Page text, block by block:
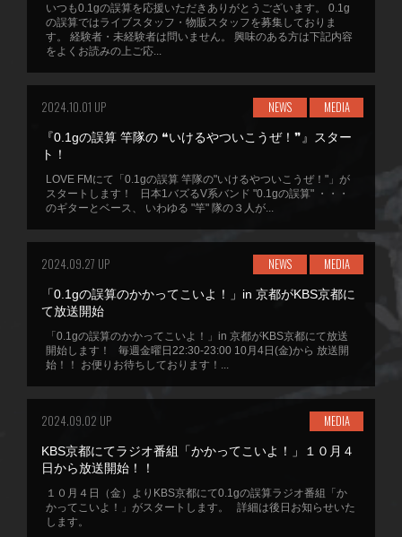
いつも0.1gの誤算を応援いただきありがとうございます。 0.1g
の誤算ではライブスタッフ・物販スタッフを募集しておりま
す。 経験者・未経験者は問いません。 興味のある方は下記内容
をよくお読みの上ご応...
2024.10.01 UP NEWS MEDIA
『0.1gの誤算 竿隊の ❝いけるやついこうぜ！❞』スター
ト！
LOVE FMにて「0.1gの誤算 竿隊の"いけるやついこうぜ！"」が
スタートします！ 日本1バズるV系バンド "0.1gの誤算" ・・・
のギターとベース、 いわゆる "竿" 隊の３人が...
2024.09.27 UP NEWS MEDIA
「0.1gの誤算のかかってこいよ！」in 京都がKBS京都に
て放送開始
「0.1gの誤算のかかってこいよ！」in 京都がKBS京都にて放送
開始します！ 毎週金曜日22:30-23:00 10月4日(金)から 放送開
始！！ お便りお待ちしております！...
2024.09.02 UP MEDIA
KBS京都にてラジオ番組「かかってこいよ！」１０月４
日から放送開始！！
１０月４日（金）よりKBS京都にて0.1gの誤算ラジオ番組「か
かってこいよ！」がスタートします。 詳細は後日お知らせいた
します。